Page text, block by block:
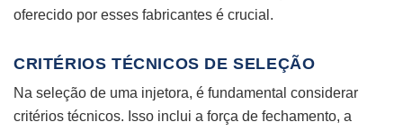
oferecido por esses fabricantes é crucial.
CRITÉRIOS TÉCNICOS DE SELEÇÃO
Na seleção de uma injetora, é fundamental considerar
critérios técnicos. Isso inclui a força de fechamento, a